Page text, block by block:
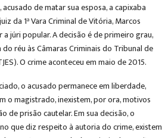
acusado de matar sua esposa, a capixaba
da 1ª Vara Criminal de Vitória, Marcos
a júri popular. A decisão é de primeiro grau,
réu às Câmaras Criminais do Tribunal de
O crime aconteceu em maio de 2015.
o acusado permanece em liberdade,
o magistrado, inexistem, por ora, motivos
de prisão cautelar. Em sua decisão, o
que diz respeito à autoria do crime, existem